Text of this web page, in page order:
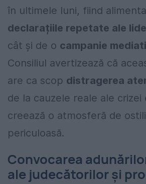
în ultimele luni, fiind
declarațiile repetate ale
cât și de o campanie
Consiliul avertizează că
are ca scop distragerea
de la cauzele reale ale crizei
creează o atmosferă de
periculoasă.
Convocarea
ale judecătorilor și